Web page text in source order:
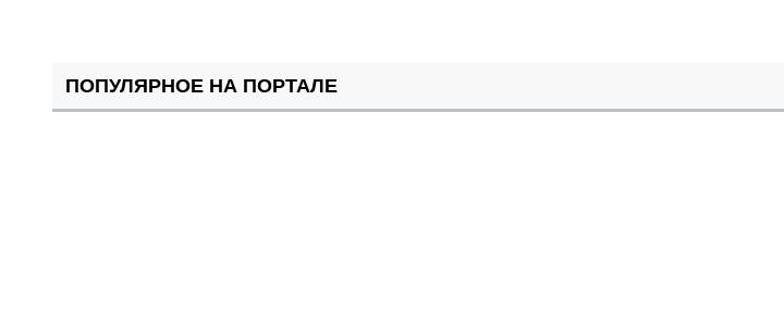
ПОПУЛЯРНОЕ НА ПОРТАЛЕ